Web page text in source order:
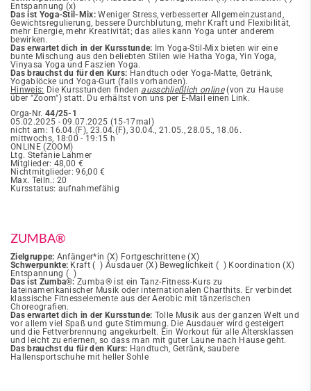
Entspannung (x)
Das ist Yoga-Stil-Mix:Weniger Stress, verbesserter Allgemeinzustand,
Gewichtsregulierung, bessere Durchblutung, mehr Kraft und Flexibilität,
mehr Energie, mehr Kreativität; das alles kann Yoga unter anderem
bewirken.
Das erwartet dich in der Kursstunde: Im Yoga-Stil-Mix bieten wir eine
bunte Mischung aus den beliebten Stilen wie Hatha Yoga, Yin Yoga,
Vinyasa Yoga und Faszien Yoga.
Das brauchst du für den Kurs: Handtuch oder Yoga-Matte, Getränk,
Yogablöcke und Yoga-Gurt (falls vorhanden).
Hinweis: Die Kursstunden finden ausschließlich online(von zu Hause
über "Zoom") statt. Du erhältst von uns per E-Mail einen Link.
Orga-Nr. 44/25-1
05.02.2025 - 09.07.2025 (15-17mal)
nicht am: 16.04.(F), 23.04.(F), 30.04., 21.05., 28.05., 18.06.
mittwochs, 18:00 - 19:15 h
ONLINE (ZOOM)
Ltg. Stefanie Lahmer
Mitglieder: 48,00 €
Nichtmitglieder: 96,00 €
Max. Teiln.: 20
Kursstatus: aufnahmefähig
ZUMBA®
Zielgruppe: Anfänger*in (X) Fortgeschrittene (X)
Schwerpunkte: Kraft ( ) Ausdauer (X) Beweglichkeit ( ) Koordination (X)
Entspannung ( )
Das ist Zumba®: Zumba® ist ein Tanz-Fitness-Kurs zu
lateinamerikanischer Musik oder internationalen Charthits. Er verbindet
klassische Fitnesselemente aus der Aerobic mit tänzerischen
Choreografien.
Das erwartet dich in der Kursstunde: Tolle Musik aus der ganzen Welt und
vor allem viel Spaß und gute Stimmung. Die Ausdauer wird gesteigert
und die Fettverbrennung angekurbelt. Ein Workout für alle Altersklassen
und leicht zu erlernen, so dass man mit guter Laune nach Hause geht.
Das brauchst du für den Kurs: Handtuch, Getränk, saubere
Hallensportschuhe mit heller Sohle